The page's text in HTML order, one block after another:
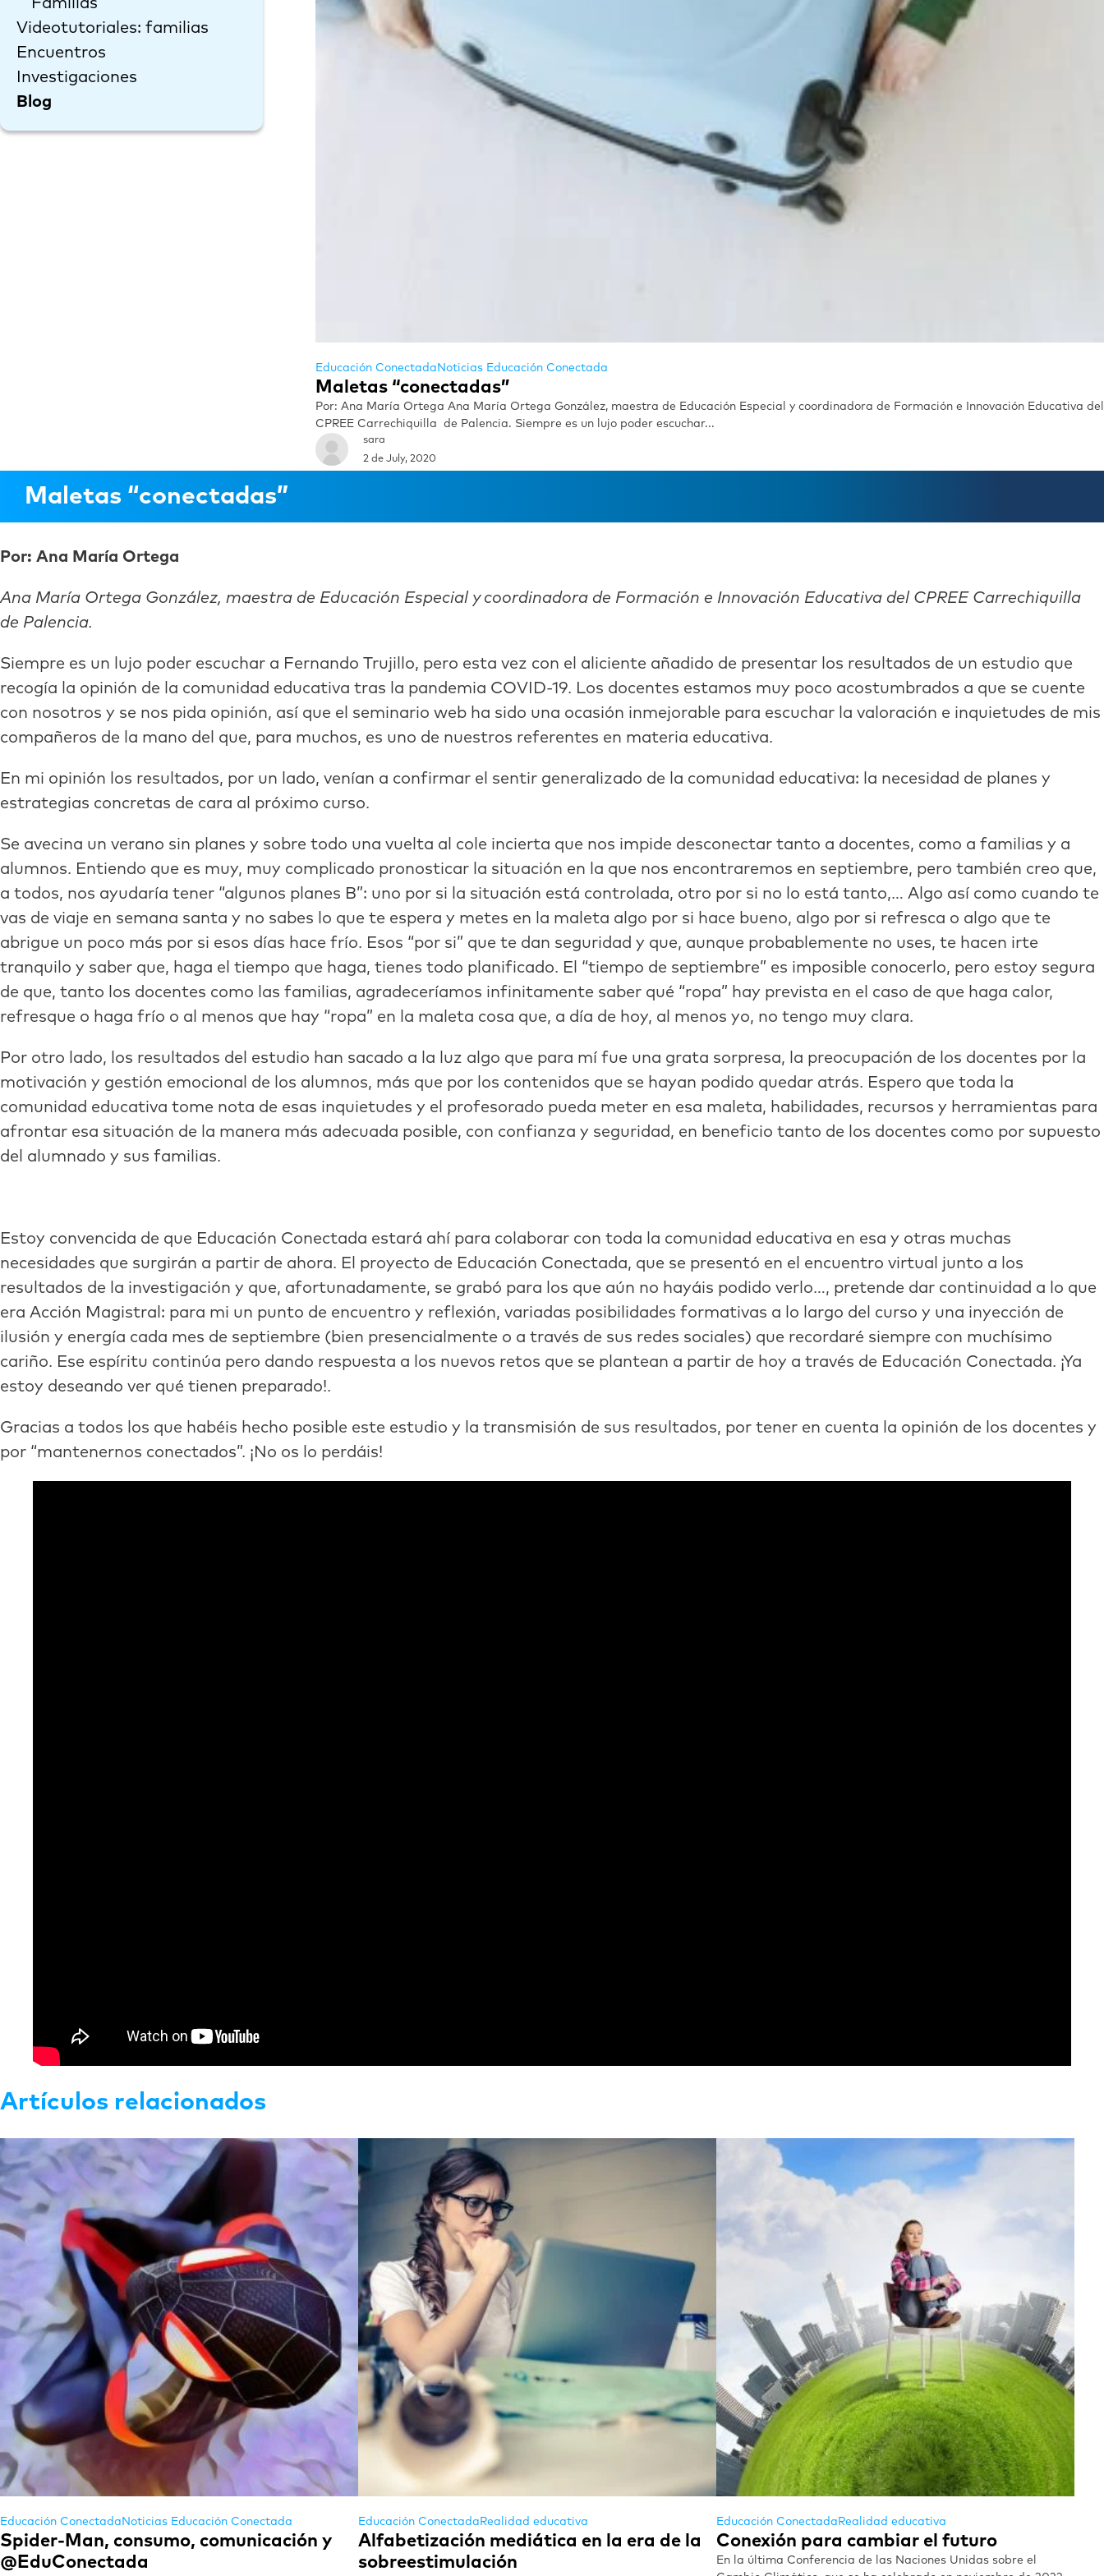
Familias
Videotutoriales: familias
Encuentros
Investigaciones
Blog
Educación Conectada Noticias Educación Conectada
Maletas “conectadas”
Por: Ana María Ortega Ana María Ortega González, maestra de Educación Especial y coordinadora de Formación e Innovación Educativa del
CPREE Carrechiquilla de Palencia. Siempre es un lujo poder escuchar...
sara
2 de July, 2020
Maletas “conectadas”
Por: Ana María Ortega
Ana María Ortega González, maestra de Educación Especial y coordinadora de Formación e Innovación Educativa del CPREE Carrechiquilla
de Palencia.
Siempre es un lujo poder escuchar a Fernando Trujillo, pero esta vez con el aliciente añadido de presentar los resultados de un estudio que
recogía la opinión de la comunidad educativa tras la pandemia COVID-19. Los docentes estamos muy poco acostumbrados a que se cuente
con nosotros y se nos pida opinión, así que el seminario web ha sido una ocasión inmejorable para escuchar la valoración e inquietudes de mis
compañeros de la mano del que, para muchos, es uno de nuestros referentes en materia educativa.
En mi opinión los resultados, por un lado, venían a confirmar el sentir generalizado de la comunidad educativa: la necesidad de planes y
estrategias concretas de cara al próximo curso.
Se avecina un verano sin planes y sobre todo una vuelta al cole incierta que nos impide desconectar tanto a docentes, como a familias y a
alumnos. Entiendo que es muy, muy complicado pronosticar la situación en la que nos encontraremos en septiembre, pero también creo que,
a todos, nos ayudaría tener “algunos planes B”: uno por si la situación está controlada, otro por si no lo está tanto,… Algo así como cuando te
vas de viaje en semana santa y no sabes lo que te espera y metes en la maleta algo por si hace bueno, algo por si refresca o algo que te
abrigue un poco más por si esos días hace frío. Esos “por si” que te dan seguridad y que, aunque probablemente no uses, te hacen irte
tranquilo y saber que, haga el tiempo que haga, tienes todo planificado. El “tiempo de septiembre” es imposible conocerlo, pero estoy segura
de que, tanto los docentes como las familias, agradeceríamos infinitamente saber qué “ropa” hay prevista en el caso de que haga calor,
refresque o haga frío o al menos que hay “ropa” en la maleta cosa que, a día de hoy, al menos yo, no tengo muy clara.
Por otro lado, los resultados del estudio han sacado a la luz algo que para mí fue una grata sorpresa, la preocupación de los docentes por la
motivación y gestión emocional de los alumnos, más que por los contenidos que se hayan podido quedar atrás. Espero que toda la
comunidad educativa tome nota de esas inquietudes y el profesorado pueda meter en esa maleta, habilidades, recursos y herramientas para
afrontar esa situación de la manera más adecuada posible, con confianza y seguridad, en beneficio tanto de los docentes como por supuesto
del alumnado y sus familias.
Estoy convencida de que Educación Conectada estará ahí para colaborar con toda la comunidad educativa en esa y otras muchas
necesidades que surgirán a partir de ahora. El proyecto de Educación Conectada, que se presentó en el encuentro virtual junto a los
resultados de la investigación y que, afortunadamente, se grabó para los que aún no hayáis podido verlo…, pretende dar continuidad a lo que
era Acción Magistral: para mi un punto de encuentro y reflexión, variadas posibilidades formativas a lo largo del curso y una inyección de
ilusión y energía cada mes de septiembre (bien presencialmente o a través de sus redes sociales) que recordaré siempre con muchísimo
cariño. Ese espíritu continúa pero dando respuesta a los nuevos retos que se plantean a partir de hoy a través de Educación Conectada. ¡Ya
estoy deseando ver qué tienen preparado!.
Gracias a todos los que habéis hecho posible este estudio y la transmisión de sus resultados, por tener en cuenta la opinión de los docentes y
por “mantenernos conectados”. ¡No os lo perdáis!
Artículos relacionados
Educación Conectada Noticias Educación Conectada
Spider-Man, consumo, comunicación y
@EduConectada
Educación Conectada Realidad educativa
Alfabetización mediática en la era de la
sobreestimulación
Educación Conectada Realidad educativa
Conexión para cambiar el futuro
En la última Conferencia de las Naciones Unidas sobre el